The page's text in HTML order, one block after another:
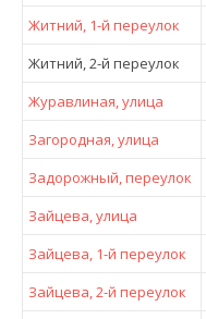
Житний, 1-й переулок
Житний, 2-й переулок
Журавлиная, улица
Загородная, улица
Задорожный, переулок
Зайцева, улица
Зайцева, 1-й переулок
Зайцева, 2-й переулок